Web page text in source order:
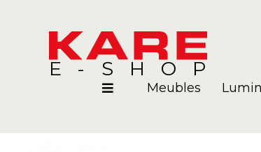
E-SHOP
Meubles